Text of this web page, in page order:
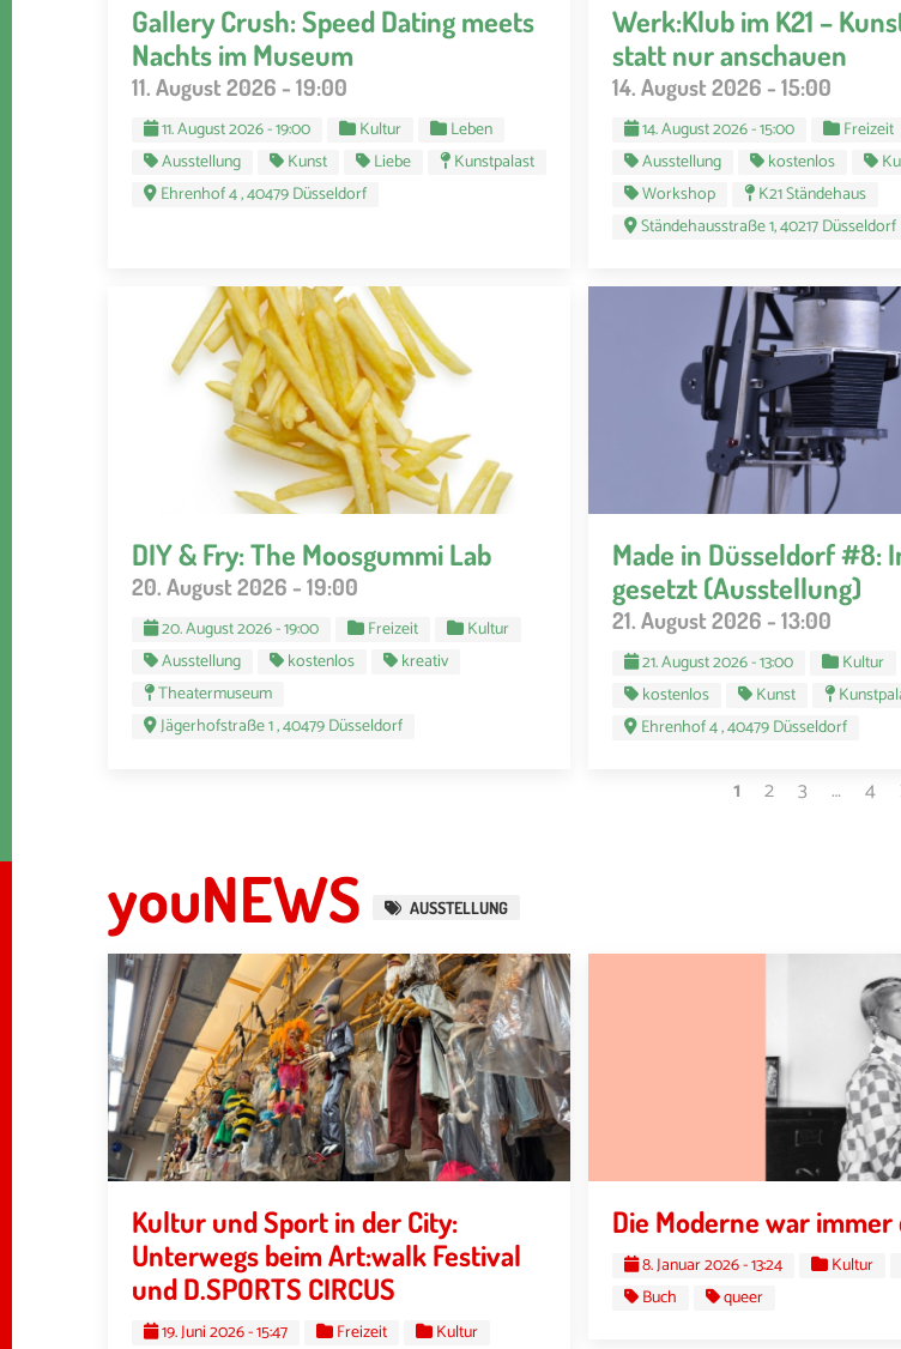
Gallery Crush: Speed Dating meets
Nachts im Museum
11. August 2026 - 19:00
11. August 2026 - 19:00 Kultur
Leben
Ausstellung
Kunst Liebe
Kunstpalast
Ehrenhof 4 , 40479 Düsseldorf
Werk:Klub im K21 –
statt nur anschauen
14. August 2026 - 15:00
14. August 2026 - 15:00 Freizeit
Ausstellung
kostenlos
Workshop
K21 Ständehaus
Ständehausstraße 1, 40217 Düsseldorf
DIY & Fry: The Moosgummi Lab
20. August 2026 - 19:00
20. August 2026 - 19:00 Freizeit
Kultur
Ausstellung
kostenlos
kreativ
Theatermuseum
Jägerhofstraße 1 , 40479 Düsseldorf
Made in Düssel­dorf #8:
gesetzt (Ausstellung)
21. August 2026 - 13:00
21. August 2026 - 13:00 Kultur
kostenlos
Kunst
Ehrenhof 4 , 40479 Düsseldorf
1 2 3 … 4
youNEWS AUSSTELLUNG
Kultur und Sport in der City:
Unterwegs beim Art:walk Festival
und D.SPORTS CIRCUS
19. Juni 2026 - 15:47 Freizeit
Kultur
Die Moderne war
8. Januar 2026 - 13:24 Kultur
Buch
queer